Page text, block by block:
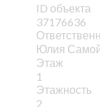
ID объекта
37176636
Юлия
Этаж
1
Этажность
2